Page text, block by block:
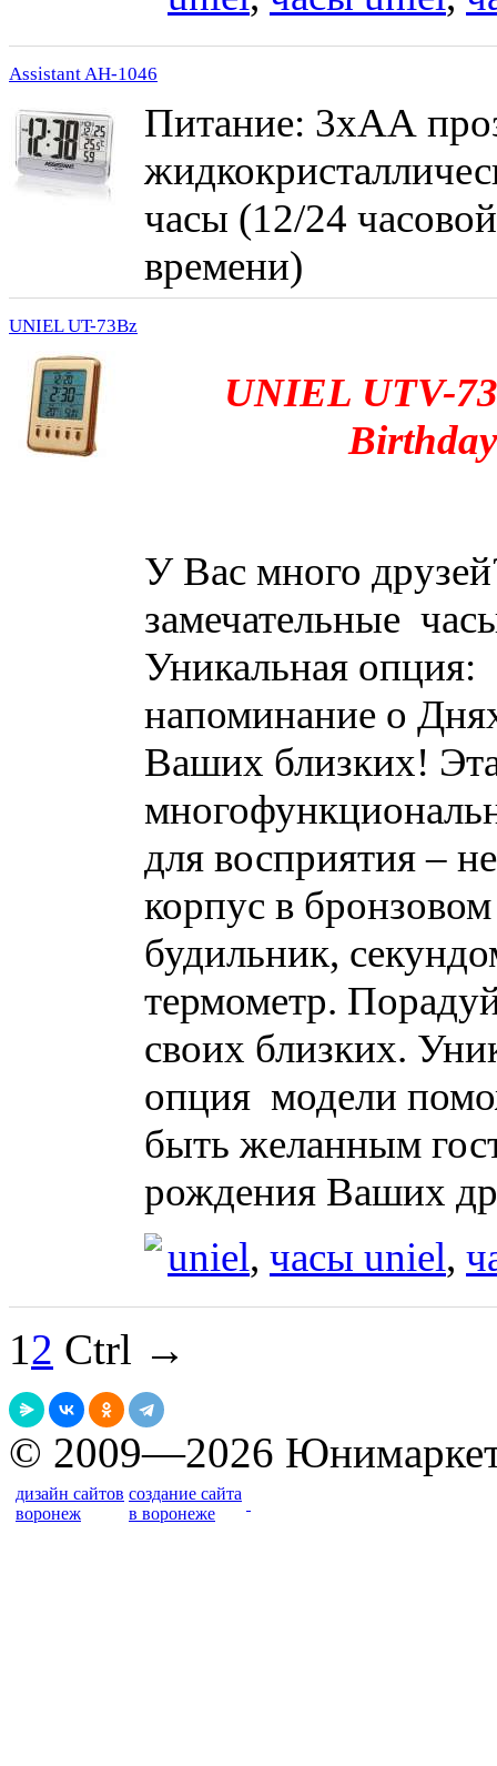
Assistant AH-1046
Питание: 3хАА
часы (12/24
времени)
UNIEL UT-73Bz
UNIEL UTV-
У Вас много
замечательные
Уникальная опция:
напоминание о
Ваших близких!
для восприятия –
корпус в
будильник,
термометр.
своих близких.
опция модели
быть желанным
рождения Ваших
uniel, часы uniel,
12 Ctrl →
© 2009—2026
дизайн сайтов
воронеж
создание сайта
в воронеже